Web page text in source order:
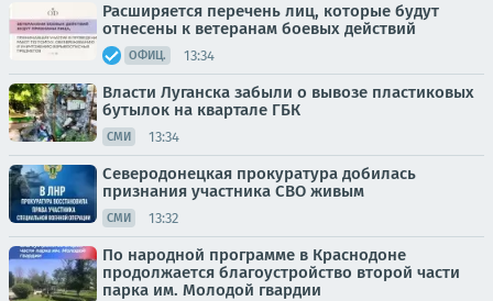
Расширяется перечень лиц, которые будут
отнесены к ветеранам боевых действий
ОФИЦ. 13:34
Власти Луганска забыли о вывозе пластиковых
бутылок на квартале ГБК
СМИ 13:34
Северодонецкая прокуратура добилась
признания участника СВО живым
СМИ 13:32
По народной программе в Краснодоне
продолжается благоустройство второй части
парка им. Молодой гвардии